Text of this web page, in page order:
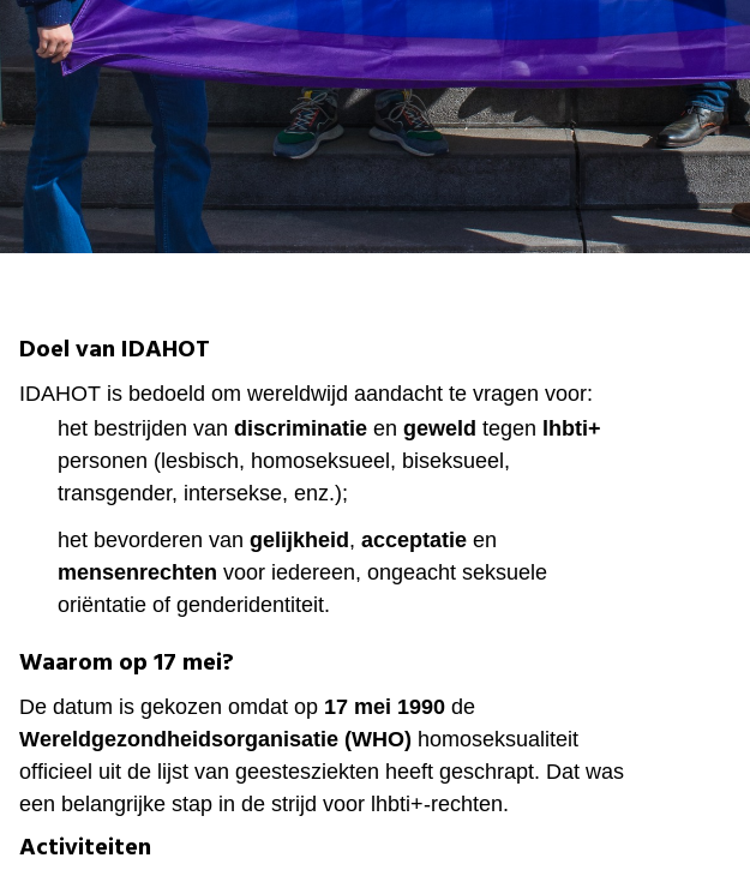
Doel van IDAHOT
IDAHOT is bedoeld om wereldwijd aandacht te vragen voor:
het bestrijden vandiscriminatie engeweld tegen
lhbti+
personen (lesbisch, homoseksueel, biseksueel,
transgender, intersekse, enz.);
het bevorderen vangelijkheid ,acceptatie en
mensenrechten voor iedereen, ongeacht seksuele
oriëntatie of genderidentiteit.
Waarom op 17 mei?
De datum is gekozen omdat op 17 mei 1990 de
Wereldgezondheidsorganisatie (WHO) homoseksualiteit
officieel uit de lijst van geestesziekten heeft geschrapt. Dat was
een belangrijke stap in de strijd voor lhbti+-rechten.
Activiteiten